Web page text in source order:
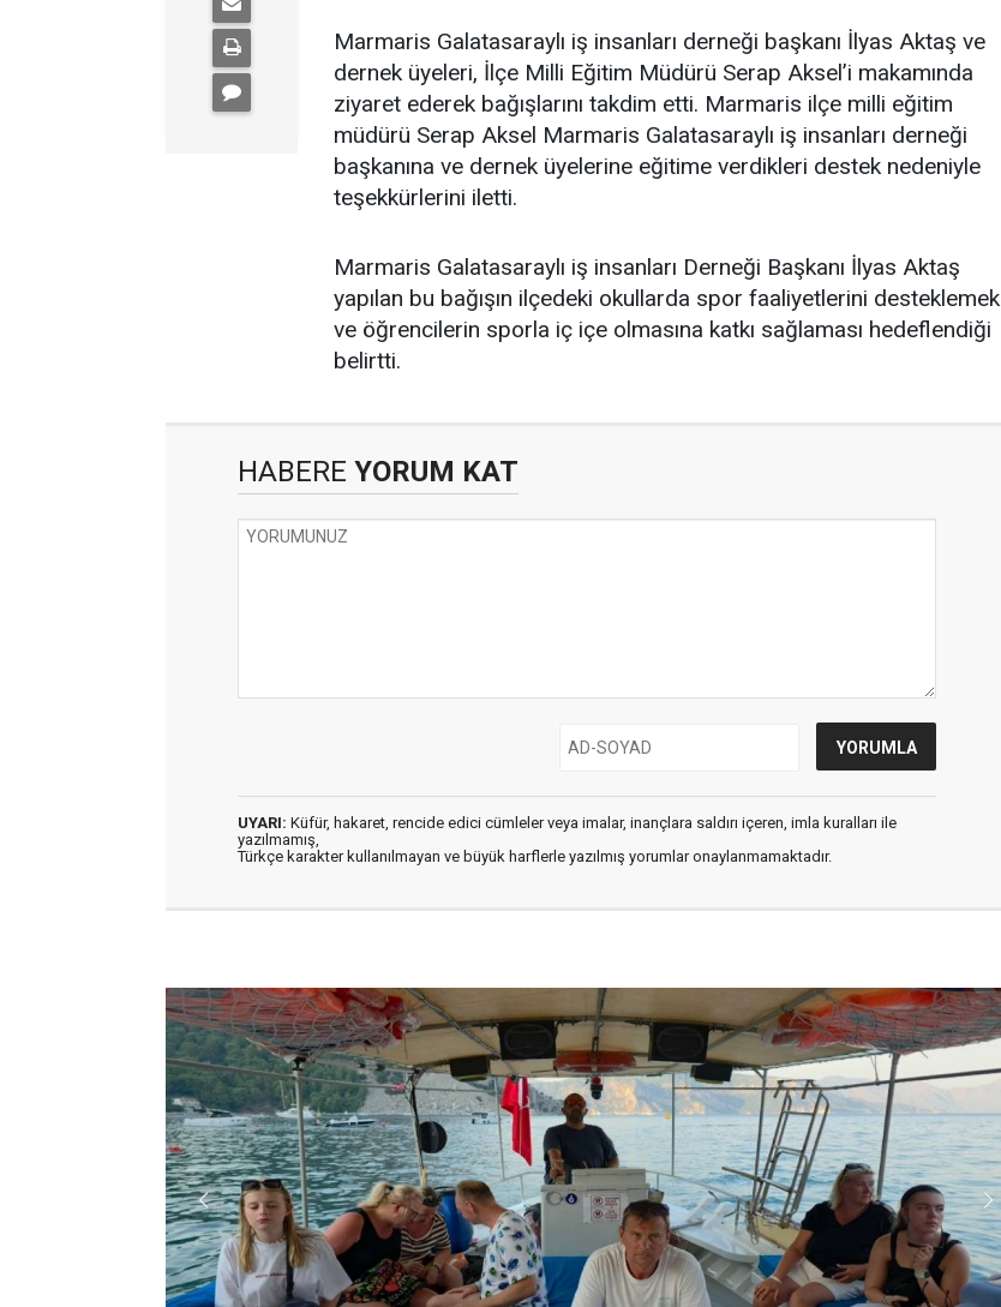
Marmaris Galatasaraylı iş insanları derneği başkanı İlyas Aktaş ve
dernek üyeleri, İlçe Milli Eğitim Müdürü Serap Aksel’i makamında
ziyaret ederek bağışlarını takdim etti. Marmaris ilçe milli eğitim
müdürü Serap Aksel Marmaris Galatasaraylı iş insanları derneği
başkanına ve dernek üyelerine eğitime verdikleri destek nedeniyle
teşekkürlerini iletti.
Marmaris Galatasaraylı iş insanları Derneği Başkanı İlyas Aktaş
yapılan bu bağışın ilçedeki okullarda spor faaliyetlerini desteklemek
ve öğrencilerin sporla iç içe olmasına katkı sağlaması hedeflendiği
belirtti.
HABERE YORUM KAT
UYARI: Küfür, hakaret, rencide edici cümleler veya imalar, inançlara saldırı içeren, imla kuralları ile
yazılmamış,
Türkçe karakter kullanılmayan ve büyük harflerle yazılmış yorumlar onaylanmamaktadır.